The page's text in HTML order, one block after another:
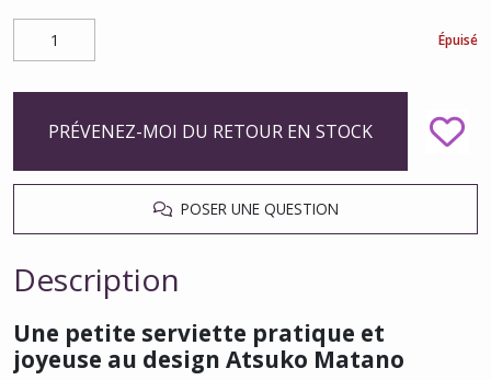
Épuisé
PRÉVENEZ-MOI DU RETOUR EN STOCK
POSER UNE QUESTION
Description
Une petite serviette pratique et
joyeuse au design Atsuko Matano